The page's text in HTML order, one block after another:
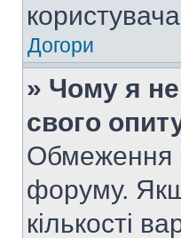
Догори
» Чому я не
свого
Обмеження
форуму.
кількості